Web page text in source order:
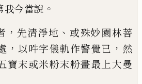
我今當說 。
， 先清淨地 、 或殊妙園林菩
， 以吽字儀軌作警覺已 ， 然
寶末或米粉末粉畫最上大曼